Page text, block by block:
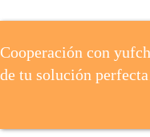
Cooperación con
de tu solución perfecta